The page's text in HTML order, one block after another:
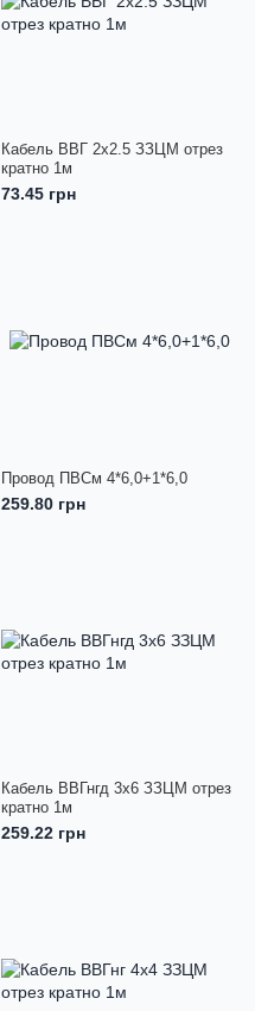
Кабель ВВГ 2х2.5 ЗЗЦМ отрез
кратно 1м
73.45 грн
Провод ПВСм 4*6,0+1*6,0
259.80 грн
Кабель ВВГнгд 3х6 ЗЗЦМ отрез
кратно 1м
259.22 грн